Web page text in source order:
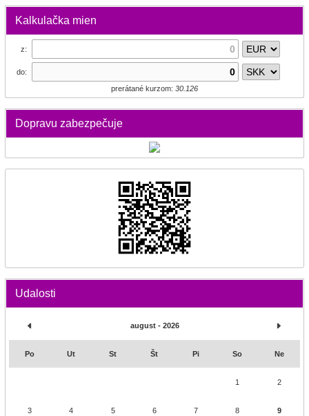
Kalkulačka mien
z:
do:
prerátané kurzom: 30.126
Dopravu zabezpečuje
Udalosti
august - 2026
Po Ut St Št Pi So Ne
1 2
3 4 5 6 7 8 9